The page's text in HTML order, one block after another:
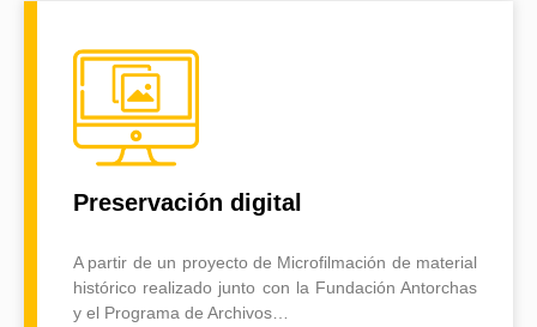
Preservación digital
A partir de un proyecto de Microfilmación de material
histórico realizado junto con la Fundación Antorchas
y el Programa de Archivos…